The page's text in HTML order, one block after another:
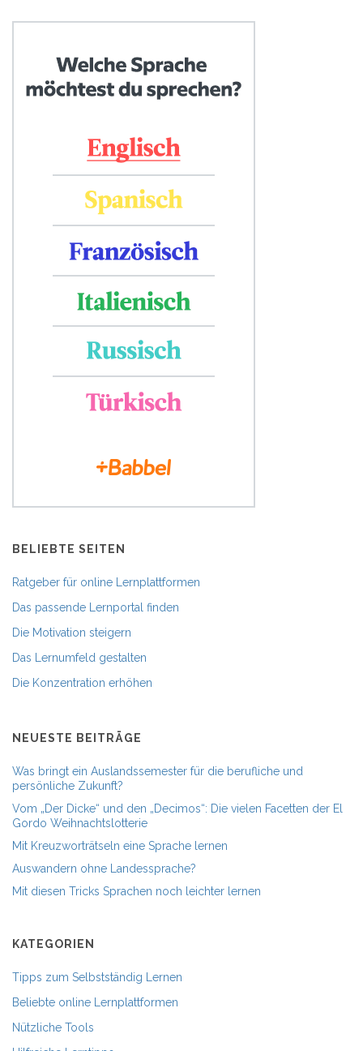
BELIEBTE SEITEN
Ratgeber für online Lernplattformen
Das passende Lernportal finden
Die Motivation steigern
Das Lernumfeld gestalten
Die Konzentration erhöhen
NEUESTE BEITRÄGE
Was bringt ein Auslandssemester für die berufliche und
persönliche Zukunft?
Vom „Der Dicke“ und den „Decimos“: Die vielen Facetten der El
Gordo Weihnachtslotterie
Mit Kreuzworträtseln eine Sprache lernen
Auswandern ohne Landessprache?
Mit diesen Tricks Sprachen noch leichter lernen
KATEGORIEN
Tipps zum Selbstständig Lernen
Beliebte online Lernplattformen
Nützliche Tools